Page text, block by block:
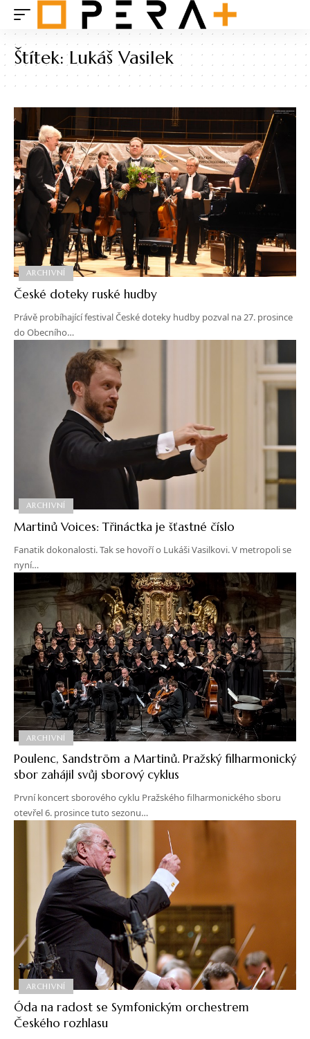
Štítek:Lukáš Vasilek
ARCHIVNÍ
České doteky ruské hudby
Právě probíhající festival České doteky hudby pozval na 27. prosince
do Obecního…
ARCHIVNÍ
Martinů Voices: Třináctka je šťastné číslo
Fanatik dokonalosti. Tak se hovoří o Lukáši Vasilkovi. V metropoli se
nyní…
ARCHIVNÍ
Poulenc, Sandström a Martinů. Pražský filharmonický
sbor zahájil svůj sborový cyklus
První koncert sborového cyklu Pražského filharmonického sboru
otevřel 6. prosince tuto sezonu…
ARCHIVNÍ
Óda na radost se Symfonickým orchestrem
Českého rozhlasu